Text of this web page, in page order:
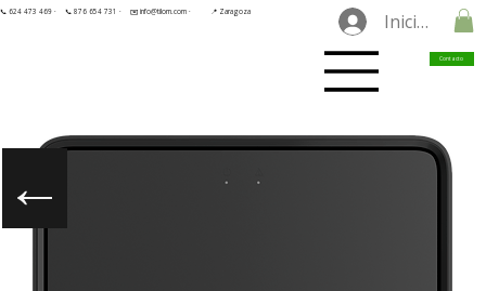
📞 624 473 469 · 📞 876 654 731 · ✉️ info@tilorn.com · 📍 Zaragoza Iniciar
Contacto
←